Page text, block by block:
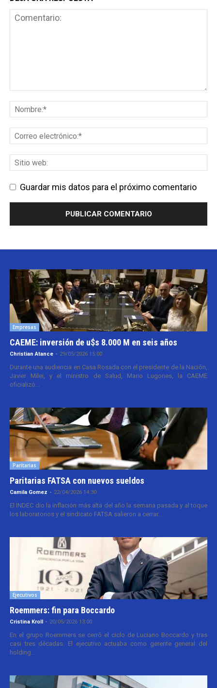
Guardar mis datos para el próximo comentario
Empresas
CAEME: inversión de u$s 8.000 M en seis años
Christian Atance - 29/05/2026 15:00
Durante una audiencia en Casa Rosada con el presidente de la Nación,
Javier Milei, y el ministro de Salud, Mario Lugones, la CAEME
oficializó...
Paritarias
Paritarias FATSA con nuevos sueldos
Camila Gomez - 22/04/2026 14:30
El INDEC dio la inflación más alta del año la semana pasada y al toque
los laboratorios y el sindicato FATSA salieron a cerrar...
Ejecutivos
Roemmers: fin para Boccardo
Cristina Kroll - 20/05/2026 13:00
En el grupo Roemmers se cerró el ciclo de Luciano Boccardo y tras
casi tres décadas. El ejecutivo actuaba como gerente general del
holding...